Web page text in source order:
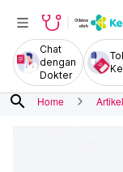
Chat
dengan
Dokter
search Home Artikel